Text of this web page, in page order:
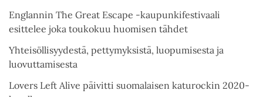
Englannin The Great Escape -kaupunkifestivaali
esittelee joka toukokuu huomisen tähdet
Yhteisöllisyydestä, pettymyksistä, luopumisesta ja
luovuttamisesta
Lovers Left Alive päivitti suomalaisen katurockin 2020-